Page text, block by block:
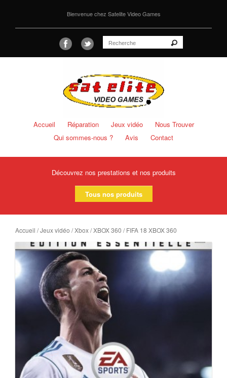
Bienvenue chez Satelite Video Games
Accueil Réparation Jeux vidéo
Nous Trouver
Qui sommes-nous ?
Avis Contact
Découvrez nos prestations et nos produits
Tous nos produits
Accueil /Jeux vidéo /Xbox/XBOX 360 / FIFA 18 XBOX 360